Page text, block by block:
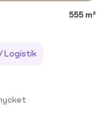
555 m²
Logistik